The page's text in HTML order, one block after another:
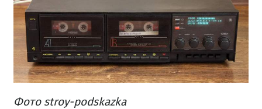
Фото stroy-podskazka